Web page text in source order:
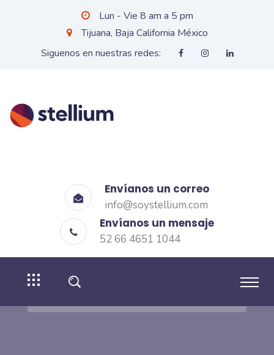
Lun - Vie 8 am a 5 pm
Tijuana, Baja California México
Siguenos en nuestras redes:
Envíanos un correo
info@soystellium.com
Envíanos un mensaje
52 66 4651 1044